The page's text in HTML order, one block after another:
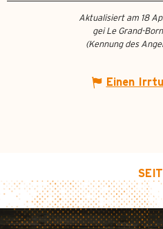
Aktualisiert am 18
gei Le Grand-
(Kennung des
Einen